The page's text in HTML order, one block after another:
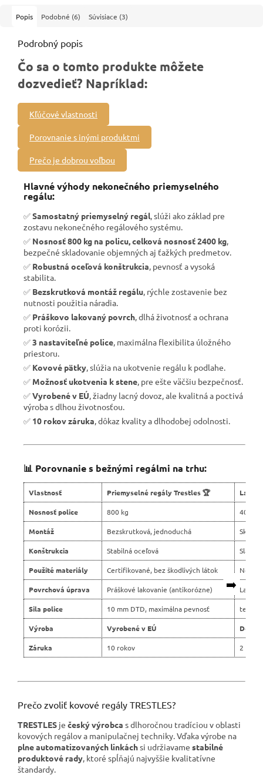
Popis Podobné (6) Súvisiace (3)
Podrobný popis
Čo sa o tomto produkte môžete
dozvedieť? Napríklad:
Kľúčové vlastnosti
Porovnanie s inými produktmi
Prečo je dobrou voľbou
Hlavné výhody nekonečného priemyselného
regálu:
✅Samostatný priemyselný regál , slúži ako základ pre
zostavu nekonečného regálového systému.
✅ Nosnosť 800 kg na policu, celková nosnosť 2400 kg
bezpečné skladovanie objemných aj ťažkých predmetov.
✅ Robustná oceľová konštrukcia , pevnosť a vysoká
stabilita.
✅ Bezskrutková montáž regálu , rýchle zostavenie bez
nutnosti použitia náradia.
✅ Práškovo lakovaný povrch , dlhá životnosť a ochrana
proti korózii.
✅3 nastaviteľné police , maximálna flexibilita úložného
priestoru.
✅ Kovové pätky , slúžia na ukotvenie regálu k podlahe.
✅ Možnosť ukotvenia k stene , pre ešte väčšiu bezpečnosť.
✅Vyrobené v EÚ , žiadny lacný dovoz, ale kvalitná a poctivá
výroba s dlhou životnosťou.
✅ 10 rokov záruka , dôkaz kvality a dlhodobej odolnosti.
📊 Porovnanie s bežnými regálmi na trhu:
➡️
Vlastnosť Priemyselné regály Trestles 🏆 Lacné
Nosnosť police 800 kg 400 kg
Montáž Bezskrutková, jednoduchá
Konštrukcia Stabilná oceľová Slabší
Použité materiály Certifikované, bez škodlivých látok
Povrchová úprava Práškové lakovanie (antikorózne) Lacné
Sila police 10 mm DTD, maximálna pevnosť tenšie
Výroba Vyrobené v EÚ Dovoz
Záruka 10 rokov 2 roky
Prečo zvoliť kovové regály TRESTLES?
TRESTLES je český výrobca s dlhoročnou tradíciou v oblasti
kovových regálov a manipulačnej techniky. Vďaka výrobe na
plne automatizovaných linkáchsi udržiavame stabilné
produktové rady , ktoré spĺňajú najvyššie kvalitatívne
štandardy.